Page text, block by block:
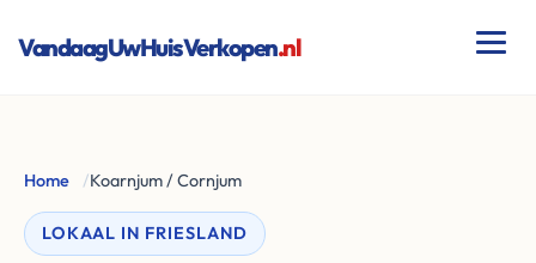
VandaagUwHuisVerkopen.nl
Home /Koarnjum / Cornjum
LOKAAL IN FRIESLAND